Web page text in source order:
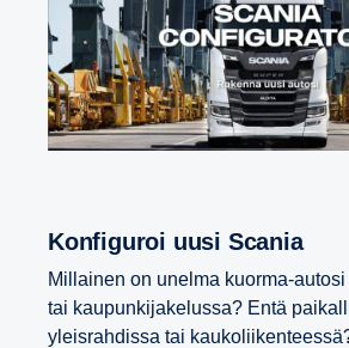
Konfi­guroi uusi Scania
Millainen on unelma kuorma-
tai kaupunkijakelussa? Entä
yleisrahdissa tai